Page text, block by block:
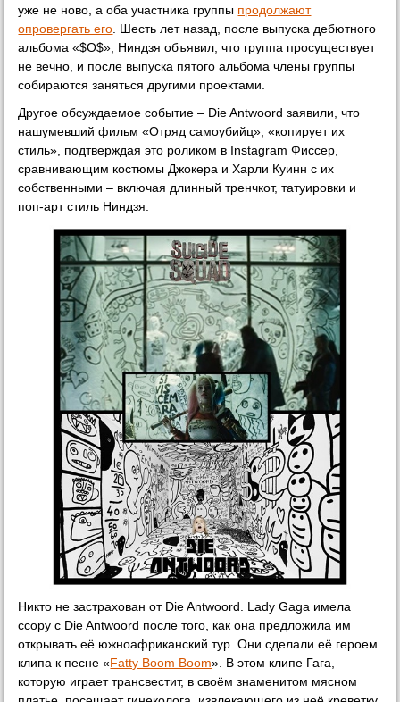
уже не ново, а оба участника группы продолжают
опровергать его . Шесть лет назад, после выпуска дебютного
альбома «$O$», Ниндзя объявил, что группа просуществует
не вечно, и после выпуска пятого альбома члены группы
собираются заняться другими проектами.
Другое обсуждаемое событие – Die Antwoord заявили, что
нашумевший фильм «Отряд самоубийц», «копирует их
стиль», подтверждая это роликом в Instagram Фиссер,
сравнивающим костюмы Джокера и Харли Куинн с их
собственными – включая длинный тренчкот, татуировки и
поп-арт стиль Ниндзя.
Никто не застрахован от Die Antwoord. Lady Gaga имела
ссору с Die Antwoord после того, как она предложила им
открывать её южноафриканский тур. Они сделали её героем
клипа к песне «Fatty Boom Boom». В этом клипе Гага,
которую играет трансвестит, в своём знаменитом мясном